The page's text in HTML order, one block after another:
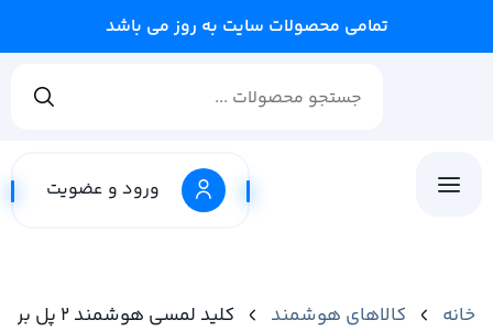
تمامی محصولات سایت به روز می باشد
ورود و عضویت
خانه کالاهای هوشمند کلید لمسی هوشمند 2 پل برند Tuya تویا